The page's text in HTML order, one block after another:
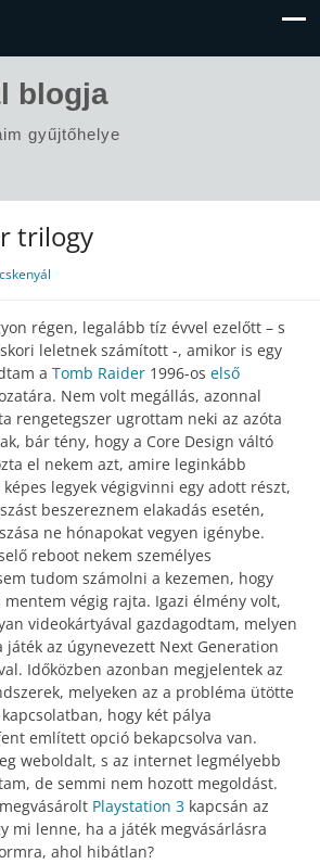
blogja
gyűjtőhelye
trilogy
régen, legalább tíz évvel ezelőtt – s
leletnek számított -, amikor is egy
a Tomb Raider 1996-os első
Nem volt megállás, azonnal
rengetegszer ugrottam neki az azóta
bár tény, hogy a Core Design váltó
el nekem azt, amire leginkább
legyek végigvinni egy adott részt,
beszereznem elakadás esetén,
ne hónapokat vegyen igénybe.
reboot nekem személyes
tudom számolni a kezemen, hogy
végig rajta. Igazi élmény volt,
videokártyával gazdagodtam, melyen
az úgynevezett Next Generation
Időközben azonban megjelentek az
melyeken az a probléma ütötte
hogy két pálya
említett opció bekapcsolva van.
weboldalt, s az internet legmélyebb
de semmi nem hozott megoldást.
Playstation 3 kapcsán az
mi lenne, ha a játék megvásárlásra
ahol hibátlan?